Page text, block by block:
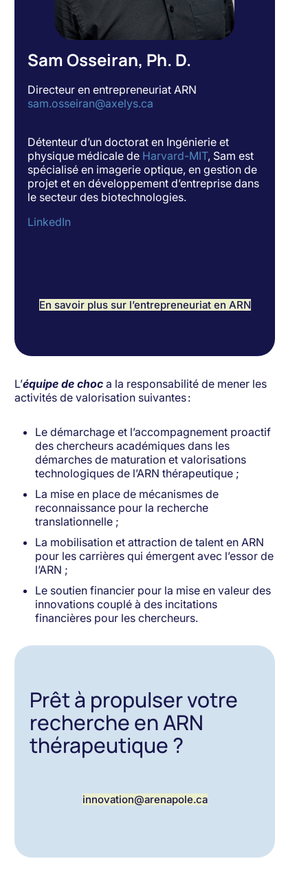
Sam Osseiran, Ph. D.
Directeur en entrepreneuriat ARN
sam.osseiran@axelys.ca
Détenteur d’un doctorat en Ingénierie et
physique médicale de Harvard-MIT, Sam est
spécialisé en imagerie optique, en gestion de
projet et en développement d’entreprise dans
le secteur des biotechnologies.
LinkedIn
En savoir plus sur l’entrepreneuriat en ARN
L’équipe de choc a la responsabilité de mener les
activités de valorisation suivantes :
Le démarchage et l’accompagnement proactif
des chercheurs académiques dans les
démarches de maturation et valorisations
technologiques de l’ARN thérapeutique ;
La mise en place de mécanismes de
reconnaissance pour la recherche
translationnelle ;
La mobilisation et attraction de talent en ARN
pour les carrières qui émergent avec l’essor de
l’ARN ;
Le soutien financier pour la mise en valeur des
innovations couplé à des incitations
financières pour les chercheurs.
Prêt à propulser votre
recherche en ARN
thérapeutique ?
innovation@arenapole.ca